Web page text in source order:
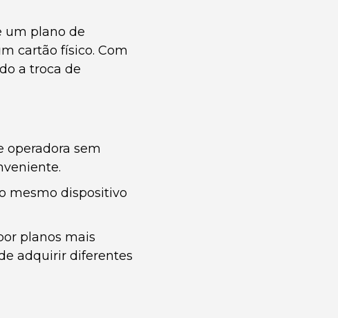
um plano de
cartão físico. Com
a troca de
operadora sem
mesmo dispositivo
planos mais
adquirir diferentes